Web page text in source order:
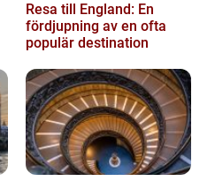
Resa till England: En
fördjupning av en ofta
populär destination